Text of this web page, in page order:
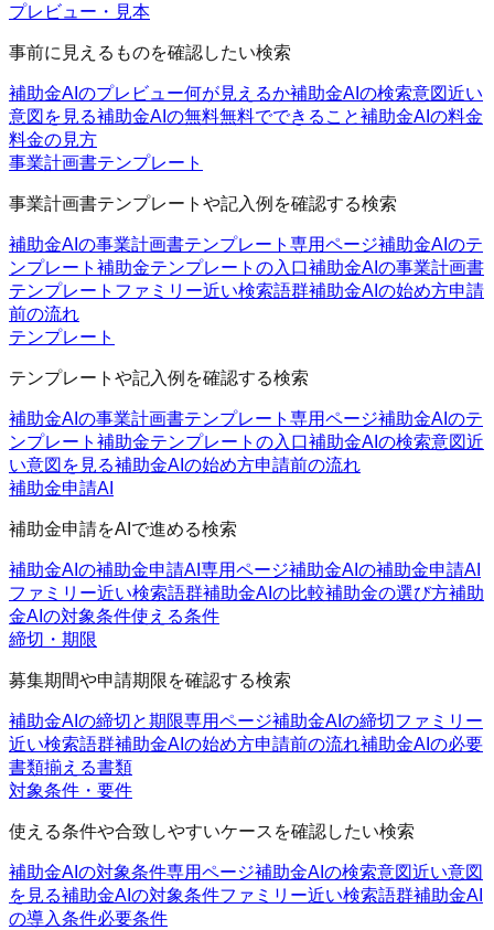
プレビュー・見本
事前に見えるものを確認したい検索
補助金AIのプレビュー何が見えるか補助金AIの検索意図近い
意図を見る補助金AIの無料無料でできること補助金AIの料金
料金の見方
事業計画書テンプレート
事業計画書テンプレートや記入例を確認する検索
補助金AIの事業計画書テンプレート 専用ページ補助金AIのテ
ンプレート 補助金テンプレートの入口補助金AIの事業計画書
テンプレートファミリー近い検索語群補助金AIの始め方申請
前の流れ
テンプレート
テンプレートや記入例を確認する検索
補助金AIの事業計画書テンプレート 専用ページ補助金AIのテ
ンプレート 補助金テンプレートの入口補助金AIの検索意図近
い意図を見る補助金AIの始め方申請前の流れ
補助金申請AI
補助金申請をAIで進める検索
補助金AIの補助金申請AI 専用ページ補助金AIの補助金申請AI
ファミリー近い検索語群補助金AIの比較補助金の選び方補助
金AIの対象条件使える条件
締切・期限
募集期間や申請期限を確認する検索
補助金AIの締切と期限専用ページ補助金AIの締切ファミリー
近い検索語群補助金AIの始め方申請前の流れ補助金AIの必要
書類揃える書類
対象条件・要件
使える条件や合致しやすいケースを確認したい検索
補助金AIの対象条件専用ページ補助金AIの検索意図近い意図
を見る補助金AIの対象条件ファミリー近い検索語群補助金AI
の導入条件必要条件